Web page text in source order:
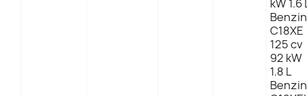
kW 1.6
C18XE
125 cv
92 kW
1.8 L